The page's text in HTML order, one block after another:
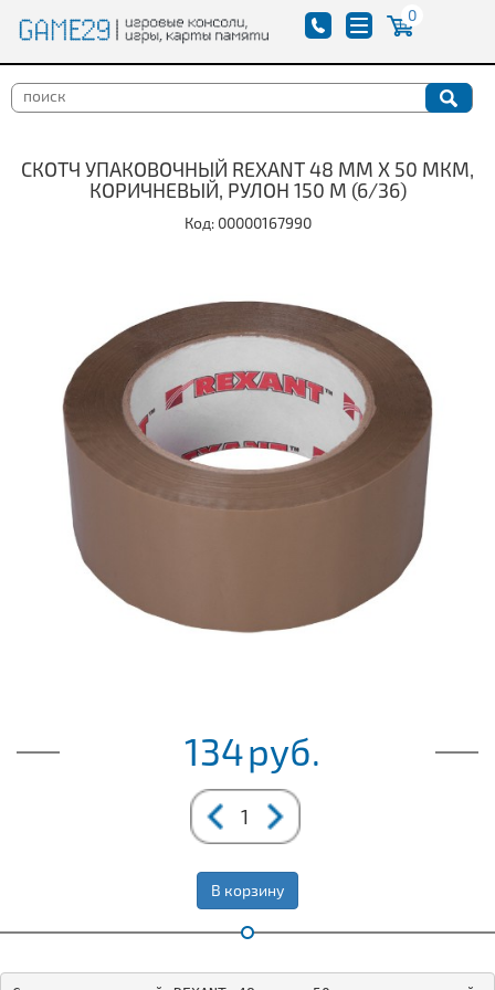
0
СКОТЧ УПАКОВОЧНЫЙ REXANT 48 ММ Х 50 МКМ,
КОРИЧНЕВЫЙ, РУЛОН 150 М (6/36)
Код: 00000167990
134руб.
В корзину